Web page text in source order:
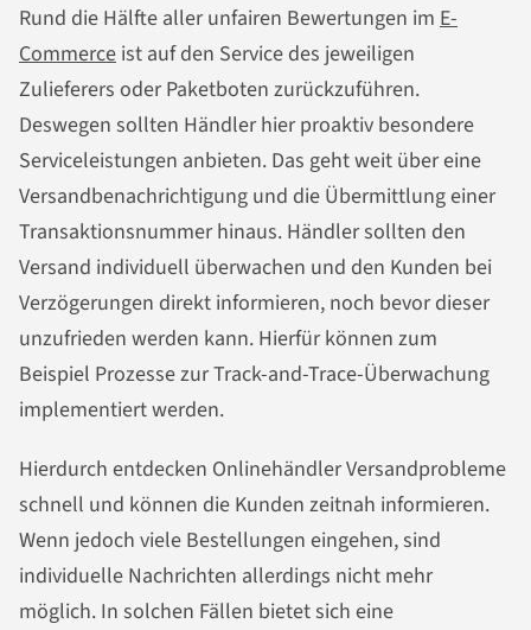
Rund die Hälfte aller unfairen Bewertungen im E-
Commerce ist auf den Service des jeweiligen
Zulieferers oder Paketboten zurückzuführen.
Deswegen sollten Händler hier proaktiv besondere
Serviceleistungen anbieten. Das geht weit über eine
Versandbenachrichtigung und die Übermittlung einer
Transaktionsnummer hinaus. Händler sollten den
Versand individuell überwachen und den Kunden bei
Verzögerungen direkt informieren, noch bevor dieser
unzufrieden werden kann. Hierfür können zum
Beispiel Prozesse zur Track-and-Trace-Überwachung
implementiert werden.
Hierdurch entdecken Onlinehändler Versandprobleme
schnell und können die Kunden zeitnah informieren.
Wenn jedoch viele Bestellungen eingehen, sind
individuelle Nachrichten allerdings nicht mehr
möglich. In solchen Fällen bietet sich eine